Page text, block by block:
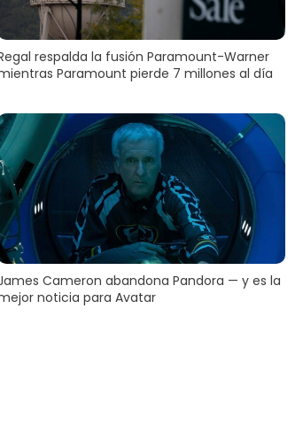
respalda la fusión Paramount-Warner
Paramount pierde 7 millones al día
Cameron abandona Pandora — y es la
noticia para Avatar